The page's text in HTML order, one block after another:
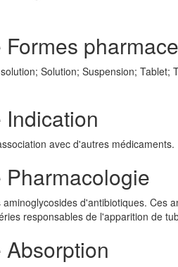
Solution; Suspension; Tablet;
avec d'autres médicaments.
d'antibiotiques. Ces
responsables de l'apparition de